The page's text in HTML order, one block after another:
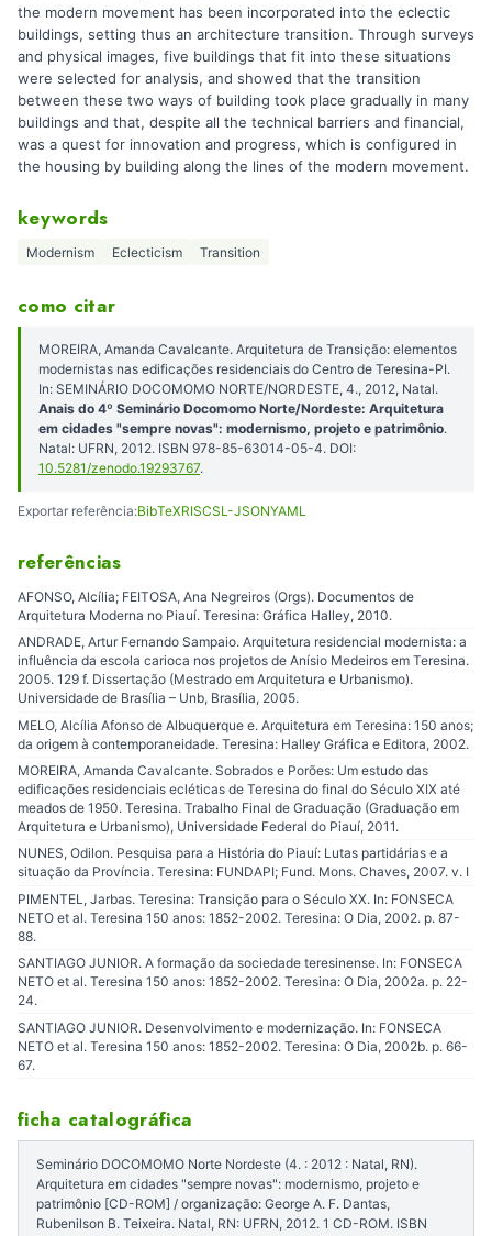
the modern movement has been incorporated into the eclectic
buildings, setting thus an architecture transition. Through surveys
and physical images, five buildings that fit into these situations
were selected for analysis, and showed that the transition
between these two ways of building took place gradually in many
buildings and that, despite all the technical barriers and financial,
was a quest for innovation and progress, which is configured in
the housing by building along the lines of the modern movement.
keywords
Modernism Eclecticism Transition
como citar
MOREIRA, Amanda Cavalcante. Arquitetura de Transição: elementos
modernistas nas edificações residenciais do Centro de Teresina-PI.
In: SEMINÁRIO DOCOMOMO NORTE/NORDESTE, 4., 2012, Natal.
Anais do 4º Seminário Docomomo Norte/Nordeste: Arquitetura
em cidades "sempre novas": modernismo, projeto e patrimônio.
Natal: UFRN, 2012. ISBN 978-85-63014-05-4. DOI:
10.5281/zenodo.19293767.
Exportar referência:BibTeXRISCSL-JSONYAML
referências
AFONSO, Alcília; FEITOSA, Ana Negreiros (Orgs). Documentos de
Arquitetura Moderna no Piauí. Teresina: Gráfica Halley, 2010.
ANDRADE, Artur Fernando Sampaio. Arquitetura residencial modernista: a
influência da escola carioca nos projetos de Anísio Medeiros em Teresina.
2005. 129 f. Dissertação (Mestrado em Arquitetura e Urbanismo).
Universidade de Brasília – Unb, Brasília, 2005.
MELO, Alcília Afonso de Albuquerque e. Arquitetura em Teresina: 150 anos;
da origem à contemporaneidade. Teresina: Halley Gráfica e Editora, 2002.
MOREIRA, Amanda Cavalcante. Sobrados e Porões: Um estudo das
edificações residenciais ecléticas de Teresina do final do Século XIX até
meados de 1950. Teresina. Trabalho Final de Graduação (Graduação em
Arquitetura e Urbanismo), Universidade Federal do Piauí, 2011.
NUNES, Odilon. Pesquisa para a História do Piauí: Lutas partidárias e a
situação da Província. Teresina: FUNDAPI; Fund. Mons. Chaves, 2007. v. I
PIMENTEL, Jarbas. Teresina: Transição para o Século XX. In: FONSECA
NETO et al. Teresina 150 anos: 1852-2002. Teresina: O Dia, 2002. p. 87-
88.
SANTIAGO JUNIOR. A formação da sociedade teresinense. In: FONSECA
NETO et al. Teresina 150 anos: 1852-2002. Teresina: O Dia, 2002a. p. 22-
24.
SANTIAGO JUNIOR. Desenvolvimento e modernização. In: FONSECA
NETO et al. Teresina 150 anos: 1852-2002. Teresina: O Dia, 2002b. p. 66-
67.
ficha catalográfica
Seminário DOCOMOMO Norte Nordeste (4. : 2012 : Natal, RN).
Arquitetura em cidades "sempre novas": modernismo, projeto e
patrimônio [CD-ROM] / organização: George A. F. Dantas,
Rubenilson B. Teixeira. Natal, RN: UFRN, 2012. 1 CD-ROM. ISBN